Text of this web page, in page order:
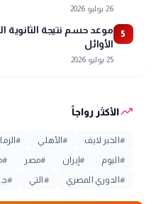
26 يوليو 2026
5
الأوائل
25 يوليو 2026
trending_upالأكثر رواجاً
# الخبر لايف #الأهلي #
# اليوم # إيران #مصر #
# الدوري المصري # التي #